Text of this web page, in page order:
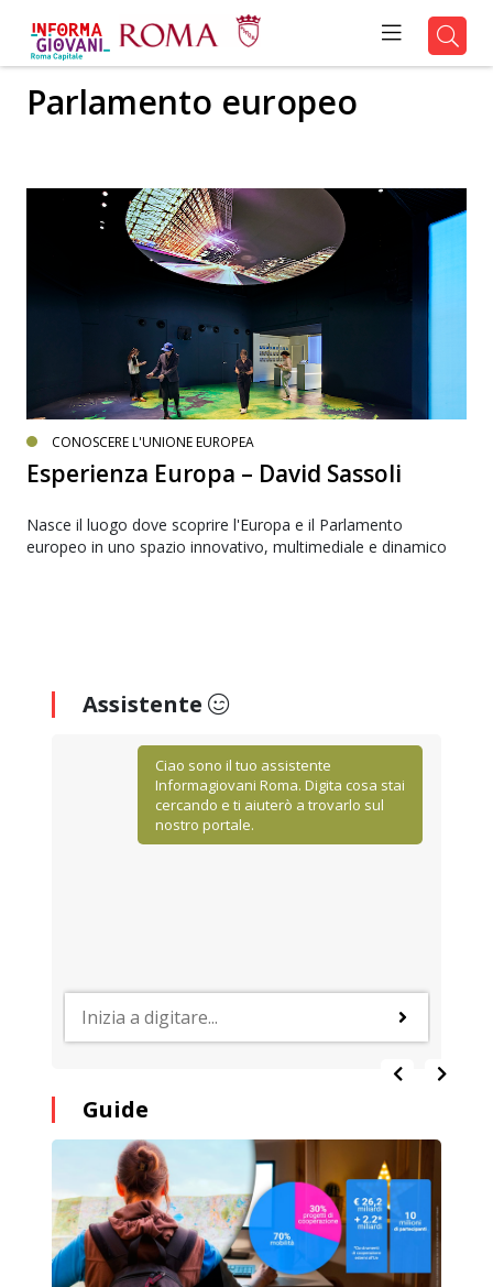
Parlamento europeo
CONOSCERE L'UNIONE EUROPEA
Esperienza Europa – David Sassoli
Nasce il luogo dove scoprire l'Europa e il Parlamento
europeo in uno spazio innovativo, multimediale e dinamico
Assistente
Ciao sono il tuo assistente
Informagiovani Roma. Digita cosa stai
cercando e ti aiuterò a trovarlo sul
nostro portale.
Guide